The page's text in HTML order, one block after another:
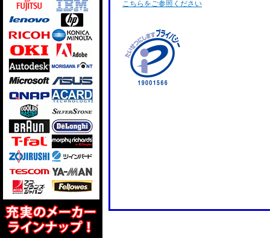
こちらをご参照ください